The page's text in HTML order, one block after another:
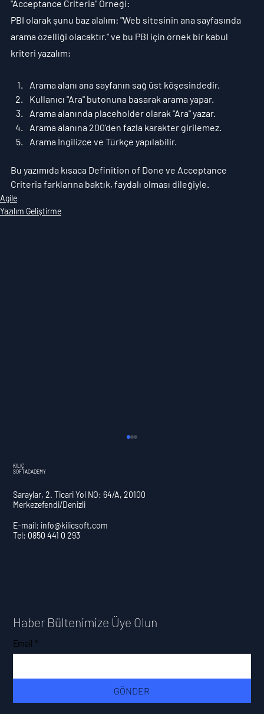
"Acceptance Criteria" Örneği:
PBI olarak şunu baz alalım: "Web sitesinin ana sayfasında
arama özelliği olacaktır." ve bu PBI için örnek bir kabul
kriteri yazalım;
Arama alanı ana sayfanın sağ üst köşesindedir.
Kullanıcı "Ara" butonuna basarak arama yapar.
Arama alanında placeholder olarak "Ara" yazar.
Arama alanına 200'den fazla karakter girilemez.
Arama İngilizce ve Türkçe yapılabilir.
Bu yazımıda kısaca Definition of Done ve Acceptance
Criteria farklarına baktık, faydalı olması dileğiyle.
Agile
Yazılım Geliştirme
Saraylar, 2. Ticari Yol NO: 64/A, 20100
Merkezefendi/Denizli
KILIÇ
SOFTACADEMY
E-mail: info@kilicsoft.com
Tel: 0850 441 0 293
Haber Bültenimize Üye Olun
Email *
GÖNDER